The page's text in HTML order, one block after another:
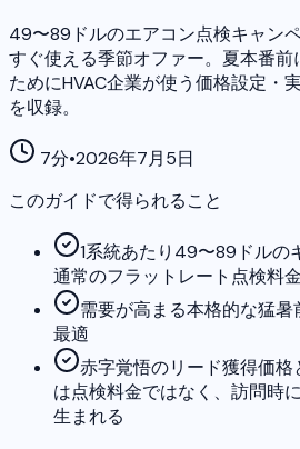
49〜89ドルのエアコン点検キャン
すぐ使える季節オファー。夏本番
ためにHVAC企業が使う価格設定・
を収録。
7分•2026年7月5日
このガイドで得られること
1系統あたり49〜89ドル
通常のフラットレート点検料
需要が高まる本格的な猛
最適
赤字覚悟のリード獲得価
は点検料金ではなく、訪問時
生まれる